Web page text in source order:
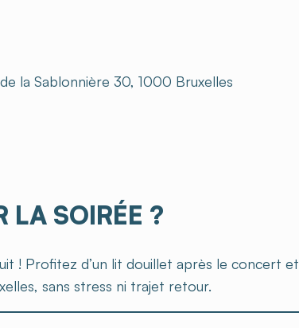
la Sablonnière 30, 1000 Bruxelles
LA SOIRÉE ?
! Profitez d’un lit douillet après le concert et
sans stress ni trajet retour.